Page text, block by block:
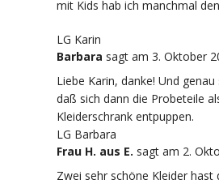
mit Kids hab ich manchmal
LG Karin
Barbara sagt am 3. Oktober
Liebe Karin, danke! Und
daß sich dann die Probeteile
Kleiderschrank entpuppen.
LG Barbara
Frau H. aus E. sagt am 2.
Zwei sehr schöne Kleider hast